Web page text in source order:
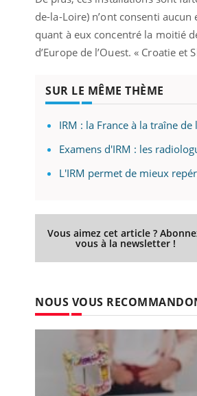
de-la-Loire) n’ont consenti
quant à eux concentré la moitié
d’Europe de l’Ouest. « Croatie
SUR LE MÊME THÈME
IRM : la France à la traîne de
Examens d'IRM : les
L'IRM permet de mieux
Vous aimez cet article ?
vous à la newsletter !
NOUS VOUS